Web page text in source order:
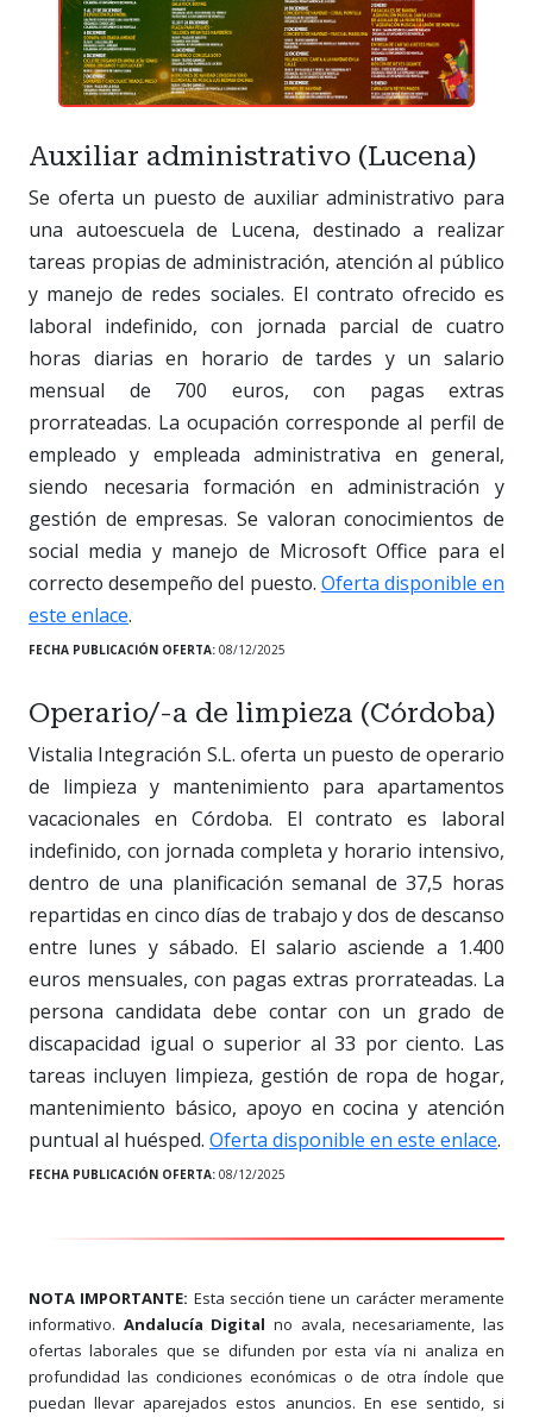
Auxiliar administrativo (Lucena)
Se oferta un puesto de auxiliar administrativo para
una autoescuela de Lucena, destinado a realizar
tareas propias de administración, atención al público
y manejo de redes sociales. El contrato ofrecido es
laboral indefinido, con jornada parcial de cuatro
horas diarias en horario de tardes y un salario
mensual de 700 euros, con pagas extras
prorrateadas. La ocupación corresponde al perfil de
empleado y empleada administrativa en general,
siendo necesaria formación en administración y
gestión de empresas. Se valoran conocimientos de
social media y manejo de Microsoft Office para el
correcto desempeño del puesto. Oferta disponible en
este enlace.
FECHA PUBLICACIÓN OFERTA: 08/12/2025
Operario/-a de limpieza (Córdoba)
Vistalia Integración S.L. oferta un puesto de operario
de limpieza y mantenimiento para apartamentos
vacacionales en Córdoba. El contrato es laboral
indefinido, con jornada completa y horario intensivo,
dentro de una planificación semanal de 37,5 horas
repartidas en cinco días de trabajo y dos de descanso
entre lunes y sábado. El salario asciende a 1.400
euros mensuales, con pagas extras prorrateadas. La
persona candidata debe contar con un grado de
discapacidad igual o superior al 33 por ciento. Las
tareas incluyen limpieza, gestión de ropa de hogar,
mantenimiento básico, apoyo en cocina y atención
puntual al huésped. Oferta disponible en este enlace.
FECHA PUBLICACIÓN OFERTA: 08/12/2025
NOTA IMPORTANTE: Esta sección tiene un carácter meramente
informativo. Andalucía Digital no avala, necesariamente, las
ofertas laborales que se difunden por esta vía ni analiza en
profundidad las condiciones económicas o de otra índole que
puedan llevar aparejados estos anuncios. En ese sentido, si